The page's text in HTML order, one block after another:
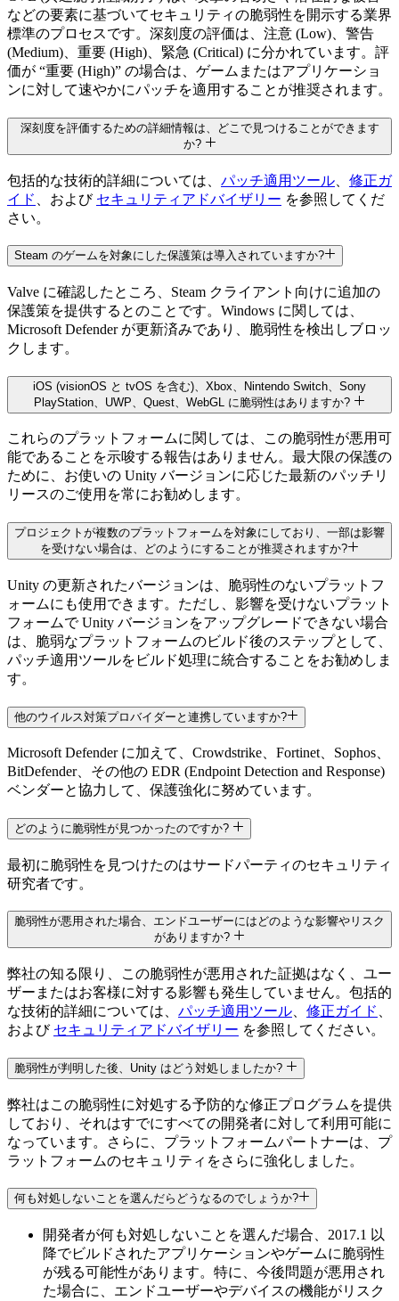
などの要素に基づいてセキュリティの脆弱性を開示する業界
標準のプロセスです。深刻度の評価は、注意 (Low)、警告
(Medium)、重要 (High)、緊急 (Critical) に分かれています。評
価が “重要 (High)” の場合は、ゲームまたはアプリケーショ
ンに対して速やかにパッチを適用することが推奨されます。
深刻度を評価するための詳細情報は、どこで見つけることができます
か?
包括的な技術的詳細については、 パッチ適用ツール
修正ガ
イド
、および セキュリティアドバイザリー を参照してくだ
さい。
Steam のゲームを対象にした保護策は導入されていますか?
Valve に確認したところ、Steam クライアント向けに追加の
保護策を提供するとのことです。Windows に関しては、
Microsoft Defender が更新済みであり、脆弱性を検出しブロッ
クします。
iOS (visionOS と tvOS を含む)、Xbox、Nintendo Switch、Sony
PlayStation、UWP、Quest、WebGL に脆弱性はありますか?
これらのプラットフォームに関しては、この脆弱性が悪用可
能であることを示唆する報告はありません。最大限の保護の
ために、お使いの Unity バージョンに応じた最新のパッチリ
リースのご使用を常にお勧めします。
プロジェクトが複数のプラットフォームを対象にしており、一部は影響
を受けない場合は、どのようにすることが推奨されますか?
Unity の更新されたバージョンは、脆弱性のないプラットフ
ォームにも使用できます。ただし、影響を受けないプラット
フォームで Unity バージョンをアップグレードできない場合
は、脆弱なプラットフォームのビルド後のステップとして、
パッチ適用ツールをビルド処理に統合することをお勧めしま
す。
他のウイルス対策プロバイダーと連携していますか?
Microsoft Defender に加えて、Crowdstrike、Fortinet、Sophos、
BitDefender、その他の EDR (Endpoint Detection and Response)
ベンダーと協力して、保護強化に努めています。
どのように脆弱性が見つかったのですか?
最初に脆弱性を見つけたのはサードパーティのセキュリティ
研究者です。
脆弱性が悪用された場合、エンドユーザーにはどのような影響やリスク
がありますか?
弊社の知る限り、この脆弱性が悪用された証拠はなく、ユー
ザーまたはお客様に対する影響も発生していません。包括的
な技術的詳細については、 パッチ適用ツール 修正ガイド
および セキュリティアドバイザリー を参照してください。
脆弱性が判明した後、Unity はどう対処しましたか?
弊社はこの脆弱性に対処する予防的な修正プログラムを提供
しており、それはすでにすべての開発者に対して利用可能に
なっています。さらに、プラットフォームパートナーは、プ
ラットフォームのセキュリティをさらに強化しました。
何も対処しないことを選んだらどうなるのでしょうか?
開発者が何も対処しないことを選んだ場合、2017.1 以
降でビルドされたアプリケーションやゲームに脆弱性
が残る可能性があります。特に、今後問題が悪用され
た場合に、エンドユーザーやデバイスの機能がリスク